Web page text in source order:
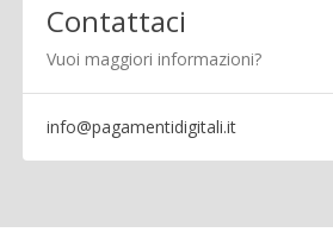
Contattaci
Vuoi maggiori informazioni?
info@pagamentidigitali.it